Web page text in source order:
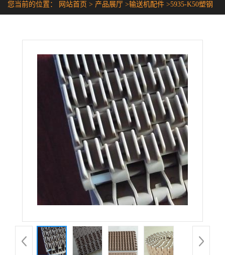
证书荣誉
您当前的位置： 网站首页 > 产品展厅 >输送机配件 >5935-K50塑钢